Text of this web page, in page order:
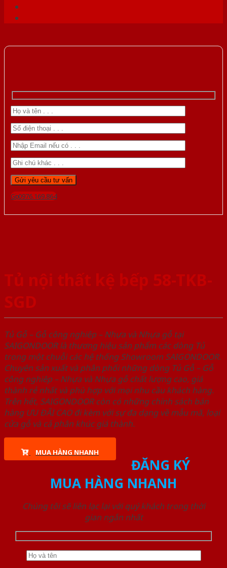
Gọi 0976.169.864
Tủ nội thất kệ bếp 58-TKB-
SGD
Tủ Gỗ – Gỗ công nghiêp – Nhựa và Nhựa gỗ tại
SAIGONDOOR là thương hiệu sản phẩm các dòng Tủ
trong một chuỗi các hệ thống Showroom SAIGONDOOR.
Chuyên sản xuất và phân phối những dòng Tủ Gỗ – Gỗ
công nghiêp – Nhựa và Nhựa gỗ chất lượng cao, giá
thành rẻ nhất và phù hợp với mọi nhu cầu khách hàng.
Trên hết, SAIGONDOOR còn có những chính sách bán
hàng ƯU ĐÃI CAO đi kèm với sự đa dạng về mẫu mã, loại
cửa gỗ và cả phân khúc giá thành.
MUA HÀNG NHANH
ĐĂNG KÝ
MUA HÀNG NHANH
Chúng tôi sẽ liên lạc lại với quý khách trong thời
gian ngắn nhất